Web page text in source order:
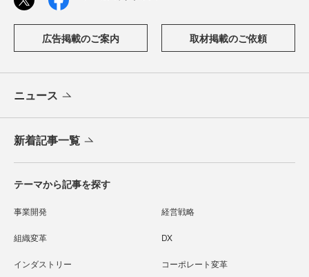
広告掲載のご案内 取材掲載のご依頼
ニュース
新着記事一覧
テーマから記事を探す
事業開発 経営戦略
組織変革 DX
インダストリー コーポレート変革